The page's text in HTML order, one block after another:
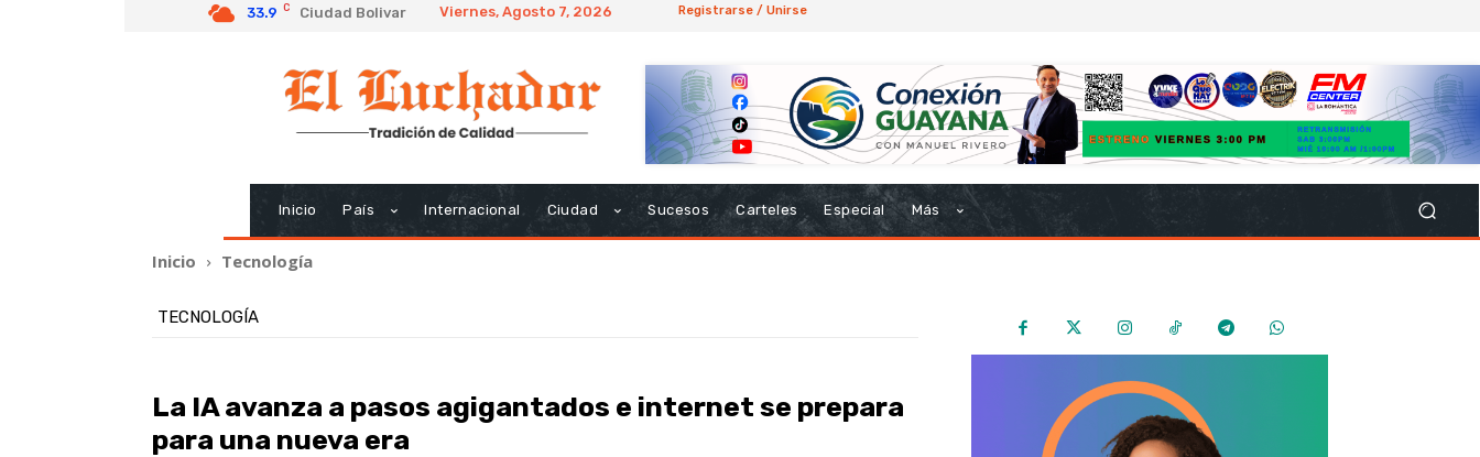
33.9 C Ciudad Bolivar Viernes, Agosto 7, 2026 Registrarse / Unirse
Inicio País Internacional Ciudad Sucesos Carteles Especial Más
Inicio Tecnología
TECNOLOGÍA
La IA avanza a pasos agigantados e internet se prepara
para una nueva era